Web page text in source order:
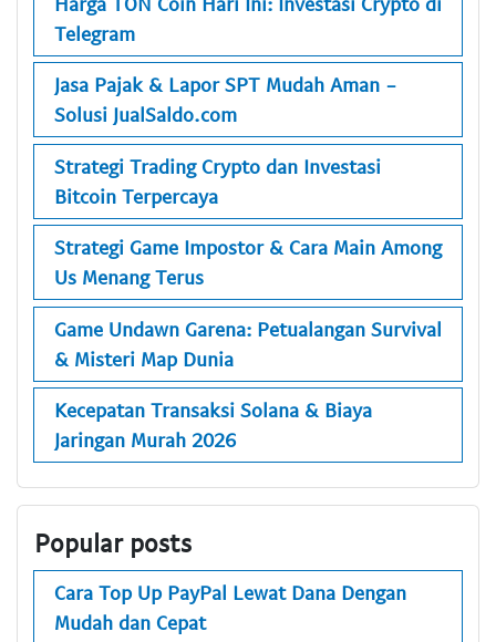
Telegram
Jasa Pajak & Lapor SPT Mudah Aman -
Solusi JualSaldo.com
Strategi Trading Crypto dan Investasi
Bitcoin Terpercaya
Strategi Game Impostor & Cara Main Among
Us Menang Terus
Game Undawn Garena: Petualangan Survival
& Misteri Map Dunia
Kecepatan Transaksi Solana & Biaya
Jaringan Murah 2026
Popular posts
Cara Top Up PayPal Lewat Dana Dengan
Mudah dan Cepat